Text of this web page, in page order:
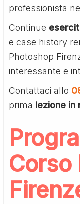
professionista
Continue
e case history
Photoshop
interessante e
Contattaci allo
prima lezione in
Corso